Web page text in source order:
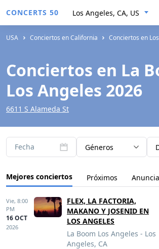
CONCERTS 50 Los Angeles, CA, US
USA Conciertos en California Conciertos en
Conciertos en La
Los Angeles 2026
6611 S Alameda St
Fecha Géneros
Mejores conciertos Próximos
Vie, 8:00
PM
16 OCT
2026
FLEX, LA FACTORIA,
MAKANO Y JOSENID EN
LOS ANGELES
La Boom Los Angeles - Los
Angeles, CA